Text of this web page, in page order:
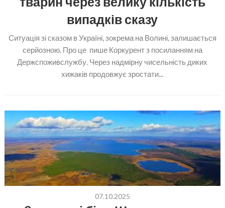
випадків сказу
Ситуація зі сказом в Україні, зокрема на Волині, залишається
серйозною. Про це пише Коркурент з посиланням на
Держспоживслужбу. Через надмірну чисельність диких
хижаків продовжує зростати...
07.10.2025